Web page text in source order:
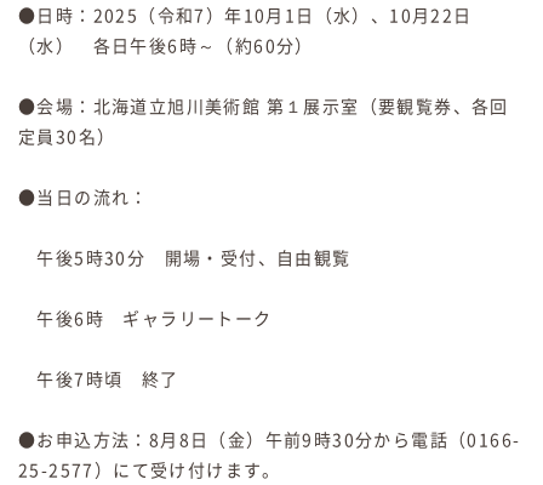
●日時：2025（令和7）年10月1日（水）、10月22日
（水） 各日午後6時～（約60分）
●会場：北海道立旭川美術館 第１展示室（要観覧券、各回
定員30名）
●当日の流れ：
午後5時30分 開場・受付、自由観覧
午後6時 ギャラリートーク
午後7時頃 終了
●お申込方法：8月8日（金）午前9時30分から電話（0166-
25-2577）にて受け付けます。